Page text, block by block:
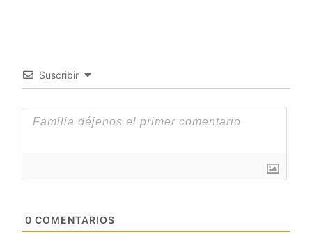
Suscribir
0 COMENTARIOS